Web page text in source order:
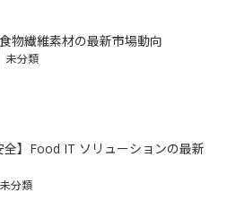
食物繊維素材の最新市場動向
未分類
全】Food IT ソリューションの最新
未分類